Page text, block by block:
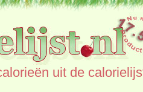
uit de